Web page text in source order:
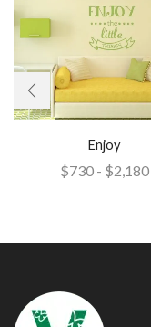
Enjoy
$730 - $2,180